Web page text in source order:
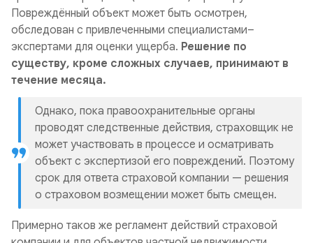
Повреждённый объект может быть осмотрен,
обследован с привлеченными специалистами–
экспертами для оценки ущерба. Решение по
существу, кроме сложных случаев, принимают в
течение месяца.
Однако, пока правоохранительные органы
проводят следственные действия, страховщик не
может участвовать в процессе и осматривать
объект с экспертизой его повреждений. Поэтому
срок для ответа страховой компании — решения
о страховом возмещении может быть смещен.
Примерно таков же регламент действий страховой